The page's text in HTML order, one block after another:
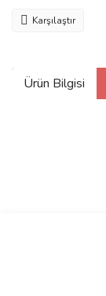
Karşılaştır
Ürün Bilgisi